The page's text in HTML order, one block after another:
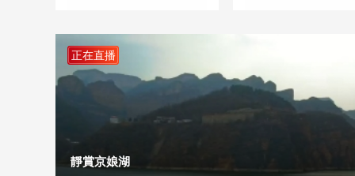
正在直播
靜賞京娘湖